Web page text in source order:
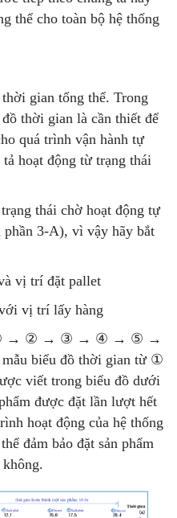
thể cho toàn bộ hệ thống
gian tổng thể. Trong
thời gian là cần thiết để
quá trình vận hành tự
hoạt động từ trạng thái
thái chờ hoạt động tự
3-A), vì vậy hãy bắt
vị trí đặt pallet
vị trí lấy hàng
① → ② → ③ → ④ → ⑤ →
biểu đồ thời gian từ ①
viết trong biểu đồ dưới
được đặt lần lượt hết
hoạt động của hệ thống
đảm bảo đặt sản phẩm